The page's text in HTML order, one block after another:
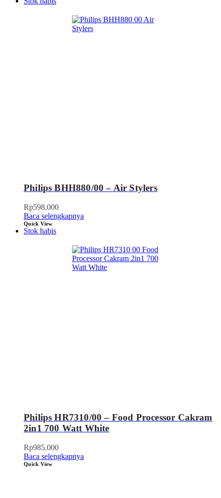
Philips BHH880/00 – Air Stylers
Rp598.000
Baca selengkapnya
Quick View
Stok habis
Philips HR7310/00 – Food Processor Cakram
2in1 700 Watt White
Rp985.000
Baca selengkapnya
Quick View